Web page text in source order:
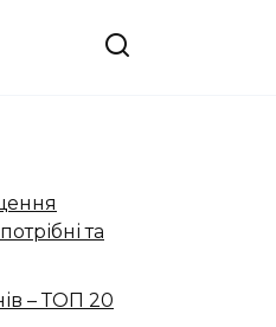
та
– ТОП 20